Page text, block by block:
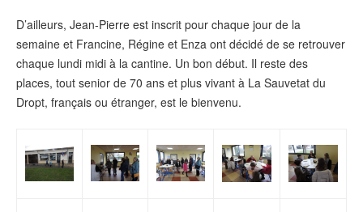
D’ailleurs, Jean-Pierre est inscrit pour chaque jour de la
semaine et Francine, Régine et Enza ont décidé de se retrouver
chaque lundi midi à la cantine. Un bon début. Il reste des
places, tout senior de 70 ans et plus vivant à La Sauvetat du
Dropt, français ou étranger, est le bienvenu.